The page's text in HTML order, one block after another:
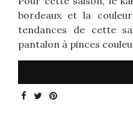
bordeaux et la
tendances de cette
pantalon à pinces